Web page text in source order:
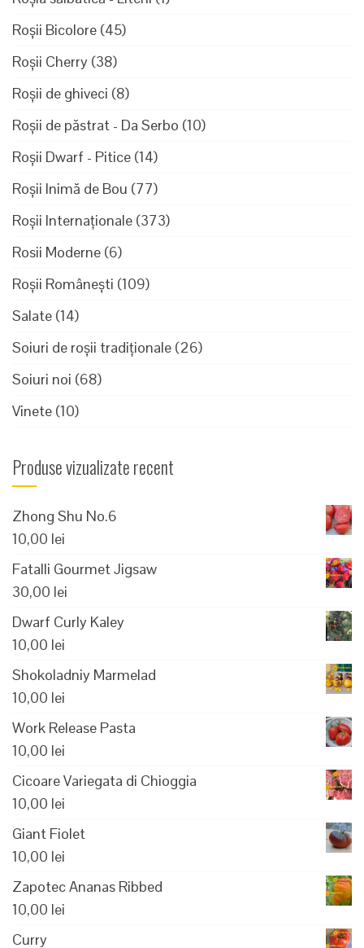
Roșii Bicolore (45)
Roșii Cherry (38)
Roșii de ghiveci (8)
Roșii de păstrat - Da Serbo (10)
Roșii Dwarf - Pitice (14)
Roșii Inimă de Bou (77)
Roșii Internaționale (373)
Rosii Moderne (6)
Roșii Românești (109)
Salate (14)
Soiuri de roșii tradiționale (26)
Soiuri noi (68)
Vinete (10)
Produse vizualizate recent
Zhong Shu No.6
10,00 lei
Fatalli Gourmet Jigsaw
30,00 lei
Dwarf Curly Kaley
10,00 lei
Shokoladniy Marmelad
10,00 lei
Work Release Pasta
10,00 lei
Cicoare Variegata di Chioggia
10,00 lei
Giant Fiolet
10,00 lei
Zapotec Ananas Ribbed
10,00 lei
Curry